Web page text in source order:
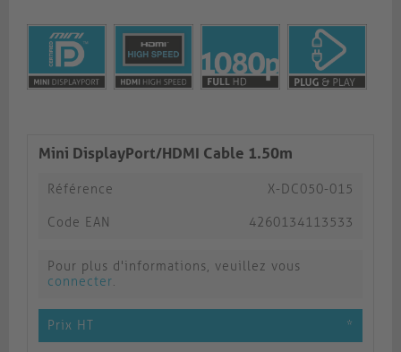
Mini DisplayPort/HDMI Cable 1.50m
Référence X-DC050-015
Code EAN 4260134113533
Pour plus d'informations, veuillez vous
connecter.
Prix HT *